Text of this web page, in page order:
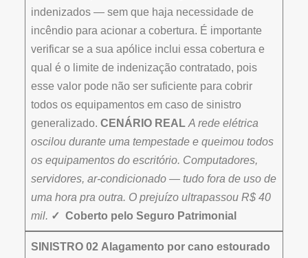
indenizados — sem que haja necessidade de
incêndio para acionar a cobertura. É importante
verificar se a sua apólice inclui essa cobertura e
qual é o limite de indenização contratado, pois
esse valor pode não ser suficiente para cobrir
todos os equipamentos em caso de sinistro
generalizado. CENÁRIO REAL A rede elétrica
oscilou durante uma tempestade e queimou todos
os equipamentos do escritório. Computadores,
servidores, ar-condicionado — tudo fora de uso de
uma hora pra outra. O prejuízo ultrapassou R$ 40
mil. ✓ Coberto pelo Seguro Patrimonial
SINISTRO 02 Alagamento por cano estourado